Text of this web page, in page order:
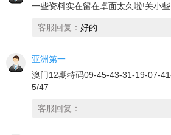
一些资料实在留在卓面太久啦!关小
客服回复： 好的
亚洲第一
澳门12期特码09-45-43-31-19-07-
5/47
客服回复：